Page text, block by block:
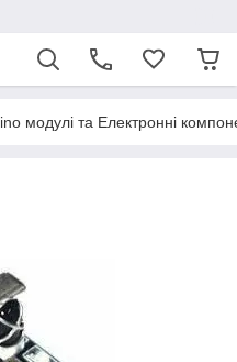
модулі та Електронні